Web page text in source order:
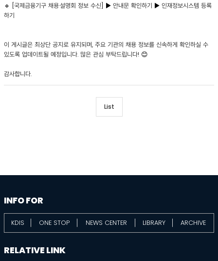
🔹 [국제금융기구 채용·설명회 정보 수신] ▶ 안내문 확인하기 ▶ 인재정보시스템 등록
하기
이 게시글은 최상단 공지로 유지되며, 주요 기관의 채용 정보를 신속하게 확인하실 수
있도록 업데이트될 예정입니다. 많은 관심 부탁드립니다! 😊
감사합니다.
List
information
INFO FOR
KDIS ONE STOP NEWS CENTER LIBRARY ARCHIVE
RELATIVE LINK